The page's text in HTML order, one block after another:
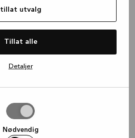
tillat utvalg
Tillat alle
Detaljer
Nødvendig